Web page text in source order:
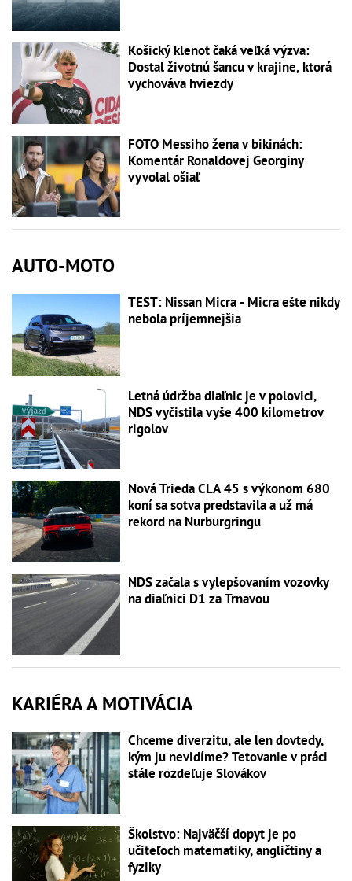
Košický klenot čaká veľká výzva:
Dostal životnú šancu v krajine, ktorá
vychováva hviezdy
FOTO Messiho žena v bikinách:
Komentár Ronaldovej Georginy
vyvolal ošiaľ
AUTO-MOTO
TEST: Nissan Micra - Micra ešte nikdy
nebola príjemnejšia
Letná údržba diaľnic je v polovici,
NDS vyčistila vyše 400 kilometrov
rigolov
Nová Trieda CLA 45 s výkonom 680
koní sa sotva predstavila a už má
rekord na Nurburgringu
NDS začala s vylepšovaním vozovky
na diaľnici D1 za Trnavou
KARIÉRA A MOTIVÁCIA
Chceme diverzitu, ale len dovtedy,
kým ju nevidíme? Tetovanie v práci
stále rozdeľuje Slovákov
Školstvo: Najväčší dopyt je po
učiteľoch matematiky, angličtiny a
fyziky